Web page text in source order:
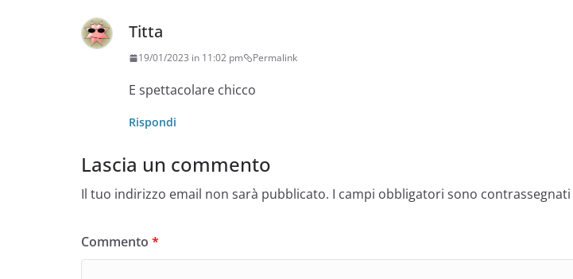
Titta
19/01/2023 in 11:02 pm Permalink
E spettacolare chicco
Rispondi
Lascia un commento
Il tuo indirizzo email non sarà pubblicato. I campi obbligatori sono contrassegnati
Commento *